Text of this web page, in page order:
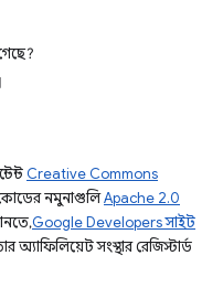
Creative Commons
নমুনাগুলিApache 2.0
Google Developers সাইট
সংস্থার রেজিস্টার্ড